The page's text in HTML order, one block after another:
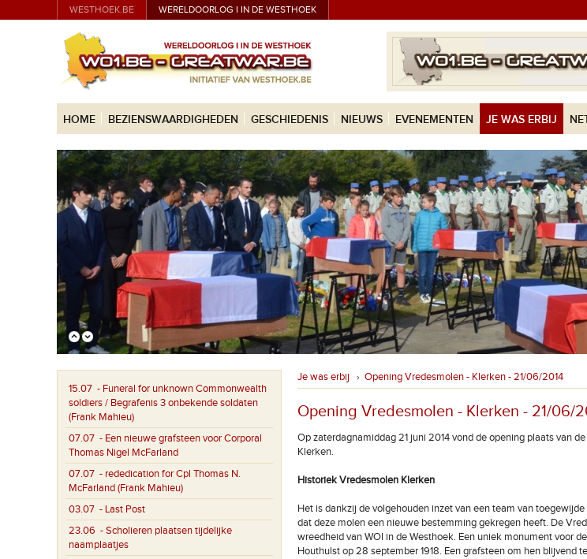
WESTHOEK.BE WERELDOORLOG I IN DE WESTHOEK
HOME BEZIENSWAARDIGHEDEN GESCHIEDENIS NIEUWS EVENEMENTEN JE WAS ERBIJ
15.07 - Funeral for unknown Commonwealth
soldiers / Begrafenis 3 onbekende soldaten
(Frank Mahieu)
07.07 - Een nieuwe grafsteen voor Corporal
Thomas Nigel McFarland
07.07 - rededication for Cpl Thomas N.
McFarland (Frank Mahieu)
03.07 - Last Post
23.06 - Scholieren plaatsen tijdelijke
naamplaatjes
Je was erbij › Opening Vredesmolen - Klerken - 21/06/2014
Opening Vredesmolen - Klerken - 21/06/
Op zaterdagnamiddag 21 juni 2014 vond de opening plaats van
Klerken.
Historiek Vredesmolen Klerken
Het is dankzij de volgehouden inzet van een team van
dat deze molen een nieuwe bestemming gekregen heeft. De
wreedheid van WOI in de Westhoek. Een uniek monument voor
Houthulst op 28 september 1918. Een grafsteen om hen blijvend